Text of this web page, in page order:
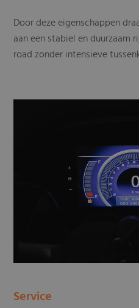
Door deze eigenschappen
aan een stabiel en duurzaam
road zonder intensieve
Service